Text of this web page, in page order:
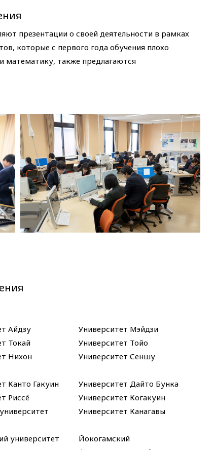
презентации о своей деятельности в рамках
которые с первого года обучения плохо
математику, также предлагаются
Айдзу
Университет Мэйдзи
Токай
Университет Тойо
Нихон Университет Сеншу
Канто Гакуин
Университет Дайто Бунка
Риссё
Университет Когакуин
Университет Канагавы
университет
Йокогамский